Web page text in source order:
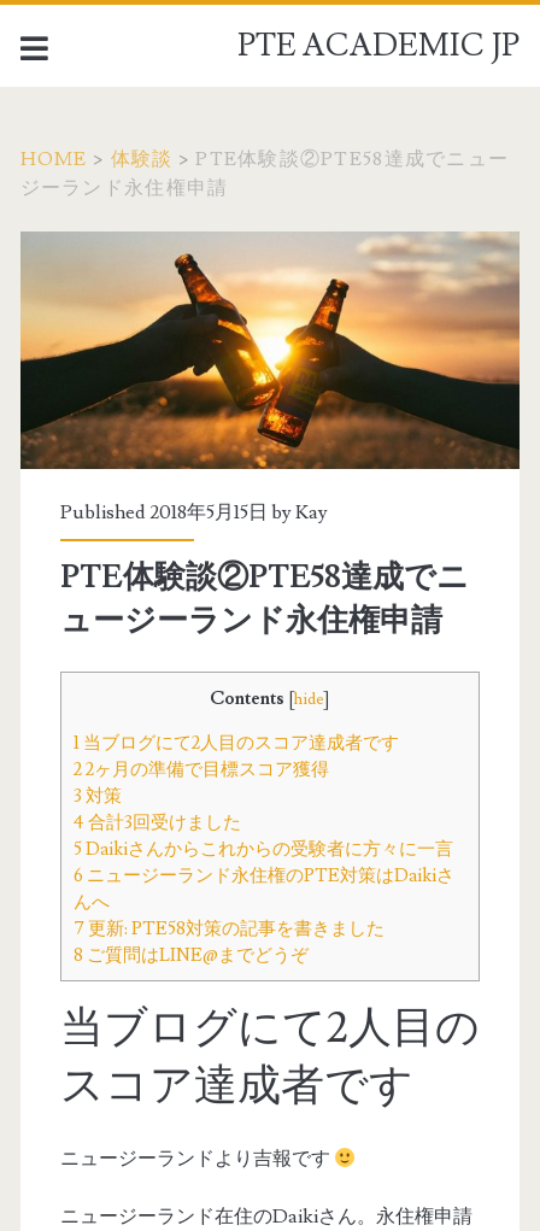
PTE ACADEMIC JP
HOME > 体験談 >PTE体験談②PTE58達成でニュー
ジーランド永住権申請
Published 2018年5月15日 byKay
PTE体験談②PTE58達成でニ
ュージーランド永住権申請
Contents [hide]
1当ブログにて2人目のスコア達成者です
22ヶ月の準備で目標スコア獲得
3 対策
4 合計3回受けました
5Daikiさんからこれからの受験者に方々に一言
6 ニュージーランド永住権のPTE対策はDaikiさ
んへ
7更新: PTE58対策の記事を書きました
8 ご質問はLINE@までどうぞ
当ブログにて2人目の
スコア達成者です
ニュージーランドより吉報です
ニュージーランド在住のDaikiさん。永住権申請